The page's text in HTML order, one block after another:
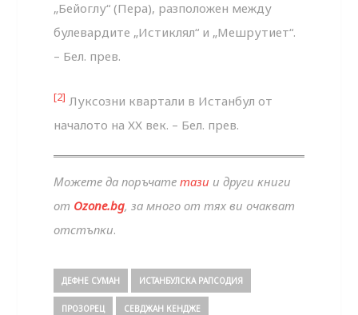
„Бейоглу“ (Пера), разположен между
булевардите „Истиклял“ и „Мешрутиет“.
– Бел. прев.
[2] Луксозни квартали в Истанбул от
началото на ХХ век. – Бел. прев.
Можете да поръчатетази и други книги
от Ozone.bg, за много от тях ви очакват
отстъпки.
ДЕФНЕ СУМАН ИСТАНБУЛСКА РАПСОДИЯ
ПРОЗОРЕЦ СЕВДЖАН КЕНДЖЕ